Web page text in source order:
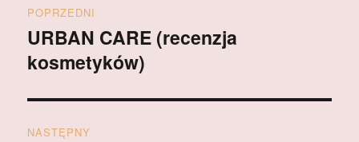
wpisu
POPRZEDNI
Poprzedni
wpis:
URBAN CARE (recenzja
kosmetyków)
NASTĘPNY